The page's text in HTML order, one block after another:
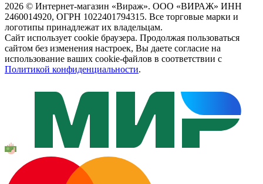
2026 © Интернет-магазин «Вираж». ООО «ВИРАЖ» ИНН
2460014920, ОГРН 1022401794315. Все торговые марки и
логотипы принадлежат их владельцам.
Сайт использует cookie браузера. Продолжая пользоваться
сайтом без изменения настроек, Вы даете согласие на
использование ваших cookie-файлов в соответствии с
Политикой конфиденциальности.